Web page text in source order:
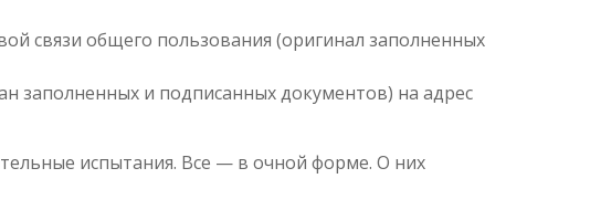
связи общего пользования (оригинал заполненных
заполненных и подписанных документов) на адрес
испытания. Все — в очной форме. О них